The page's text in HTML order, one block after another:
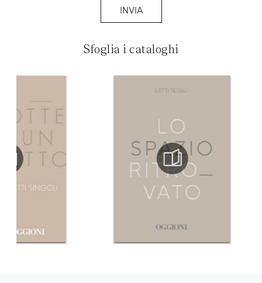
Sfoglia i cataloghi
INVIA